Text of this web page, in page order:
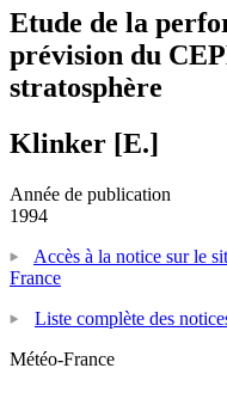
Etude de la
prévision du
stratosphère
Klinker [E.]
Année de publication
1994
Accès à la notice sur le
France
Liste complète des
Météo-France